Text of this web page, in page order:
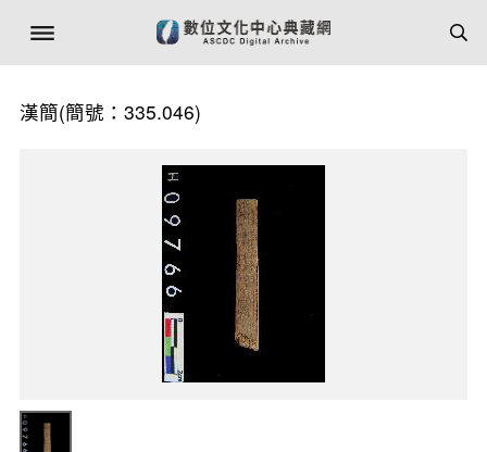
漢簡(簡號：335.046)